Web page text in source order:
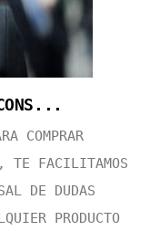
COMPRAR
TE FACILITAMOS
DE DUDAS
PRODUCTO